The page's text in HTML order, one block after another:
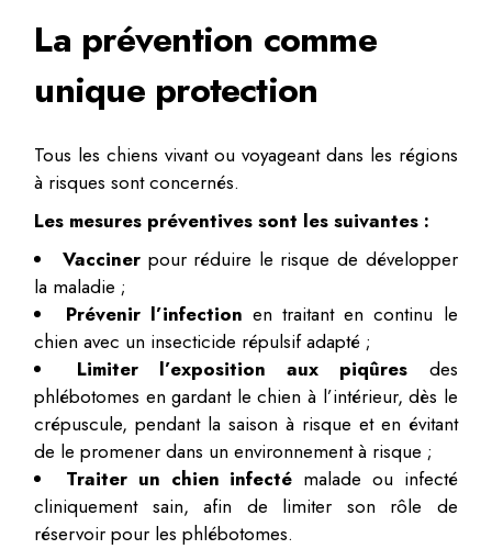
La prévention comme
unique protection
Tous les chiens vivant ou voyageant dans les régions
à risques sont concernés.
Les mesures préventives sont les suivantes :
Vacciner pour réduire le risque de développer
la maladie ;
Prévenir l’infection en traitant en continu le
chien avec un insecticide répulsif adapté ;
Limiter l’exposition aux piqûres des
phlébotomes en gardant le chien à l’intérieur, dès le
crépuscule, pendant la saison à risque et en évitant
de le promener dans un environnement à risque ;
Traiter un chien infecté malade ou infecté
cliniquement sain, afin de limiter son rôle de
réservoir pour les phlébotomes.